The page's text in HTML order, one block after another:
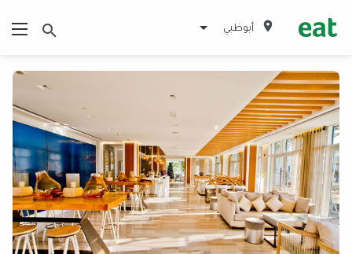
أبوظبي